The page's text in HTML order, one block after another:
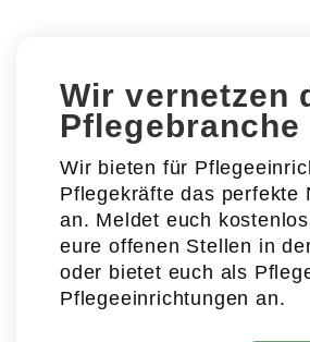
Wir vernetzen
Pflegebranche
Wir bieten für
Pflegekräfte das perfekte
an. Meldet euch
eure offenen Stellen in
oder bietet euch als
Pflegeeinrichtungen an.